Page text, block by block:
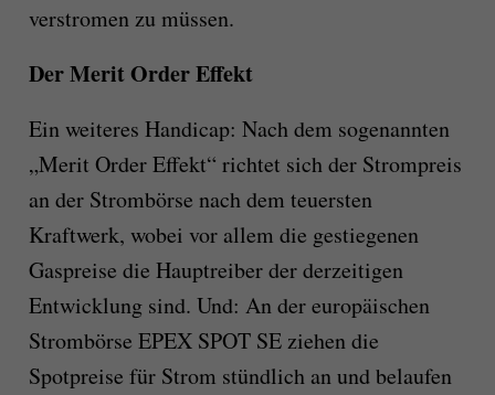
verstromen zu müssen.
Der Merit Order Effekt
Ein weiteres Handicap: Nach dem sogenannten
„Merit Order Effekt“ richtet sich der Strompreis
an der Strombörse nach dem teuersten
Kraftwerk, wobei vor allem die gestiegenen
Gaspreise die Hauptreiber der derzeitigen
Entwicklung sind. Und: An der europäischen
Strombörse EPEX SPOT SE ziehen die
Spotpreise für Strom stündlich an und belaufen